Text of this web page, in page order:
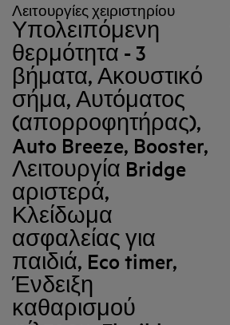
Λειτουργίες χειριστηρίου
Υπολειπόμενη
θερμότητα - 3
βήματα, Ακουστικό
σήμα, Αυτόματος
(απορροφητήρας),
Auto Breeze, Booster,
Λειτουργία Bridge
αριστερά,
Κλείδωμα
ασφαλείας για
παιδιά, Eco timer,
Ένδειξη
καθαρισμού